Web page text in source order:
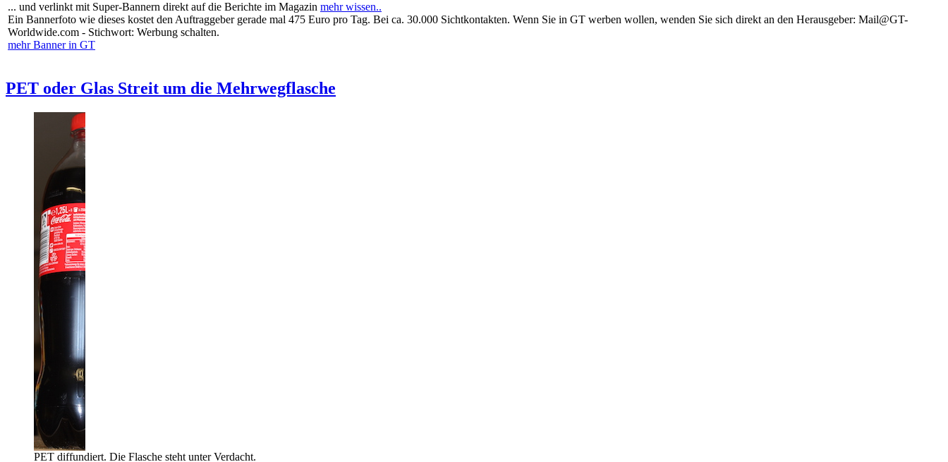
... und verlinkt mit Super-Bannern direkt auf die Berichte im Magazin mehr wissen..
Ein Bannerfoto wie dieses kostet den Auftraggeber gerade mal 475 Euro pro Tag. Bei ca. 30.000 Sichtkontakten. Wenn Sie in GT werben wollen, wenden Sie sich direkt an den Herausgeber: Mail@GT-
Worldwide.com - Stichwort: Werbung schalten.
mehr Banner in GT
PET oder Glas Streit um die Mehrwegflasche
PET diffundiert. Die Flasche steht unter Verdacht.